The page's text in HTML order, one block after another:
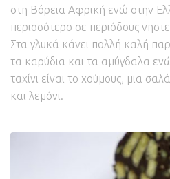
στη Βόρεια Αφρική ενώ στην
περισσότερο σε περιόδους
Στα γλυκά κάνει πολλή καλή
τα καρύδια και τα αμύγδαλα
ταχίνι είναι το χούμους, μια
και λεμόνι.